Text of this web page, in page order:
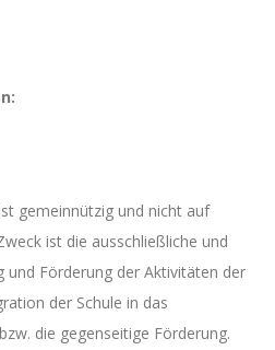
gemeinnützig und nicht auf
ist die ausschließliche und
Förderung der Aktivitäten der
der Schule in das
die gegenseitige Förderung.